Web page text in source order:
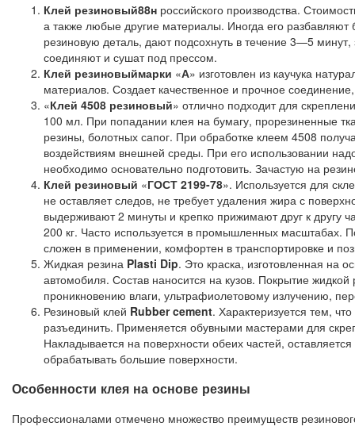
Клей резиновый88н российского производства.
а также любые другие материалы. Иногда его
резиновую деталь, дают подсохнуть в течение 3—5
соединяют и сушат под прессом.
Клей резиновыймарки «А» изготовлен из каучука
материалов. Создает качественное и прочное
«Клей 4508 резиновый» отлично подходит для
100 мл. При попадании клея на бумагу, прорезиненные
резины, болотных сапог. При обработке клеем 4508
воздействиям внешней среды. При его использовании
необходимо основательно подготовить. Зачастую на
Клей резиновый «ГОСТ 2199-78». Используется для
не оставляет следов, не требует удаления жира с
выдерживают 2 минуты и крепко прижимают друг к другу
200 кг. Часто используется в промышленных масштабах.
сложен в применении, комфортен в транспортировке и
Жидкая резина Plasti Dip. Это краска, изготовленная на
автомобиля. Состав наносится на кузов. Покрытие
проникновению влаги, ультрафиолетовому излучению,
Резиновый клей Rubber cement. Характеризуется тем,
разъединить. Применяется обувными мастерами для
Накладывается на поверхности обеих частей,
обрабатывать большие поверхности.
Особенности клея на основе резины
Профессионалами отмечено множество преимуществ